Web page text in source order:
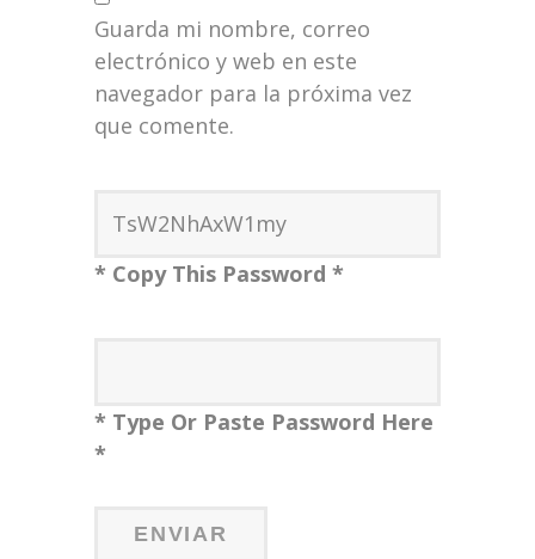
Guarda mi nombre, correo
electrónico y web en este
navegador para la próxima vez
que comente.
* Copy This Password *
* Type Or Paste Password Here
*